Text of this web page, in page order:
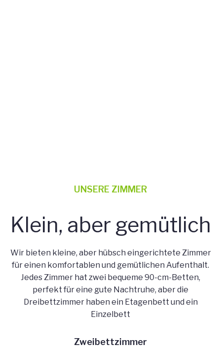
UNSERE ZIMMER
Klein, aber gemütlich
Wir bieten kleine, aber hübsch eingerichtete Zimmer
für einen komfortablen und gemütlichen Aufenthalt.
Jedes Zimmer hat zwei bequeme 90-cm-Betten,
perfekt für eine gute Nachtruhe, aber die
Dreibettzimmer haben ein Etagenbett und ein
Einzelbett
Zweibettzimmer